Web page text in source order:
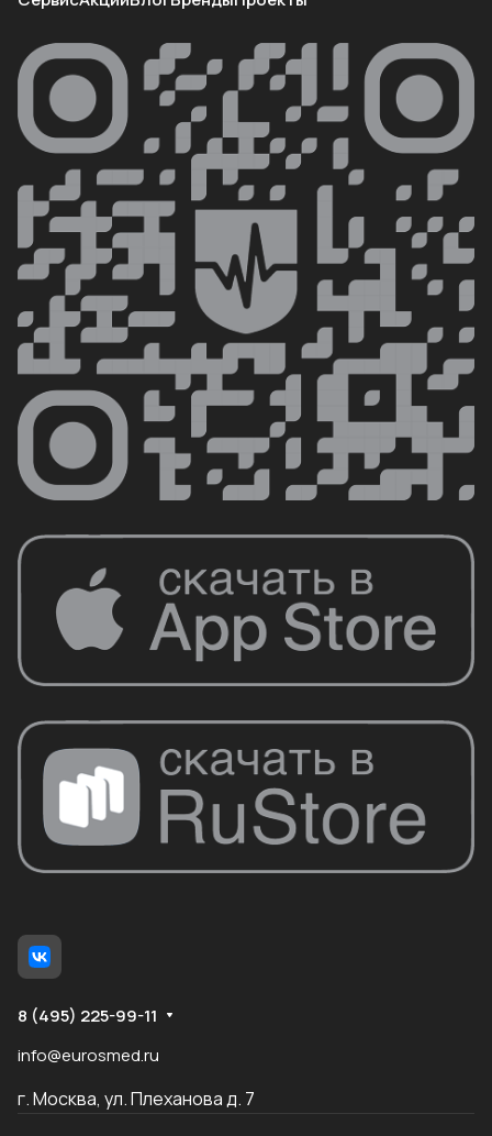
8 (495) 225-99-11
info@eurosmed.ru
г. Москва, ул. Плеханова д. 7